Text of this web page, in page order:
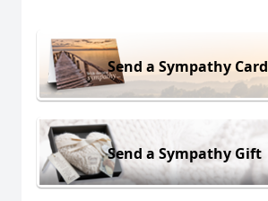
Send a Sympathy Card
Send a Sympathy Gift